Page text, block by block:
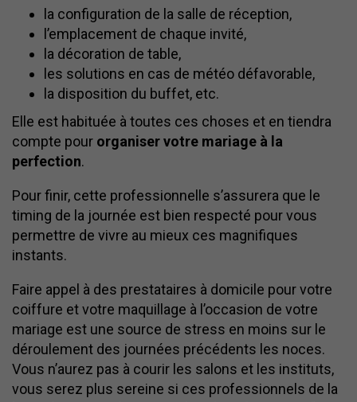
la configuration de la salle de réception,
l’emplacement de chaque invité,
la décoration de table,
les solutions en cas de météo défavorable,
la disposition du buffet, etc.
Elle est habituée à toutes ces choses et en tiendra
compte pour organiser votre mariage à la
perfection.
Pour finir, cette professionnelle s’assurera que le
timing de la journée est bien respecté pour vous
permettre de vivre au mieux ces magnifiques
instants.
Faire appel à des prestataires à domicile pour votre
coiffure et votre maquillage à l’occasion de votre
mariage est une source de stress en moins sur le
déroulement des journées précédents les noces.
Vous n’aurez pas à courir les salons et les instituts,
vous serez plus sereine si ces professionnels de la